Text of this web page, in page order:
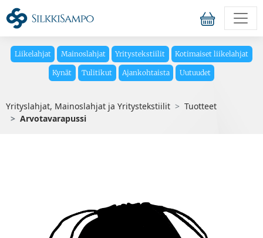
Liikelahjat Mainoslahjat Yritystekstiilit Kotimaiset liikelahjat
Kynät Tulitikut Ajankohtaista Uutuudet
Yrityslahjat, Mainoslahjat ja Yritystekstiilit
Tuotteet
Arvotavarapussi